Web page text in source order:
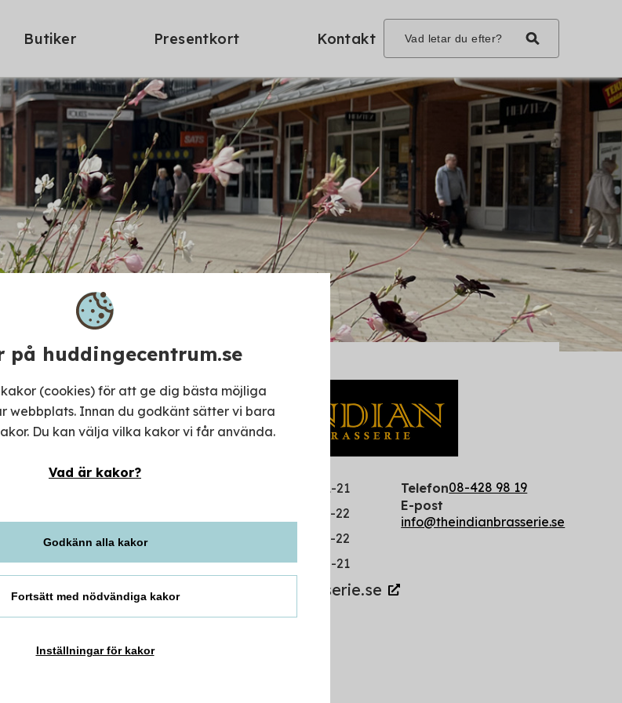
på huddingecentrum.se
(cookies) för att ge dig bästa möjliga
webbplats. Innan du godkänt sätter vi bara
Du kan välja vilka kakor vi får använda.
Vad är kakor?
Godkänn alla kakor
Fortsätt med nödvändiga kakor
Inställningar för kakor
Butiker Presentkort Kontakt
i både
autentiska rätter
spännande rätter.
11-21
11-22
12-22
Söndag
12-21
Telefon08-428 98 19
E-post
info@theindianbrasserie.se
Theindianbrasserie.se